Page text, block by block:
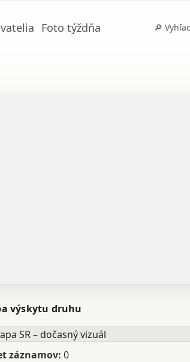
Foto týždňa 🔎
výskytu druhu
záznamov: 0